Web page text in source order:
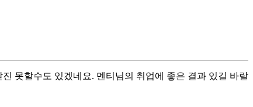
못할수도 있겠네요. 멘티님의 취업에 좋은 결과 있길 바랄